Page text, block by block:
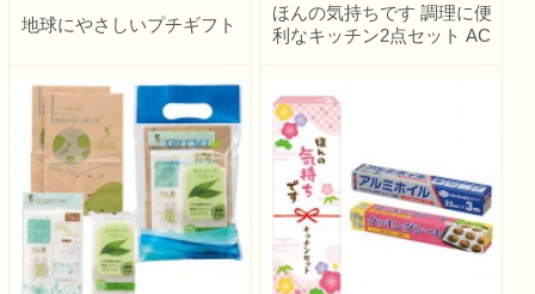
地球にやさしいプチギフト
ほんの気持ちです 調理に便
利なキッチン2点セット AC